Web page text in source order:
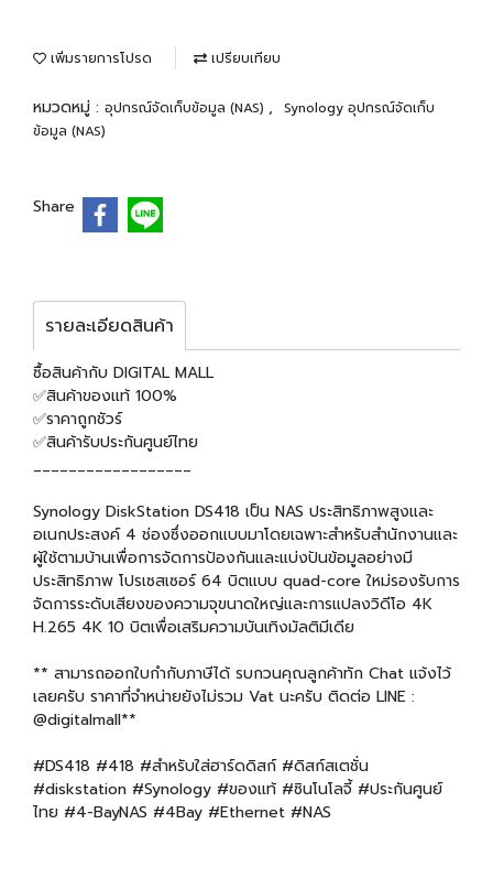
เพิ่มรายการโปรด เปรียบเทียบ
หมวดหมู่ : อุปกรณ์จัดเก็บข้อมูล (NAS) ,
Synology อุปกรณ์จัดเก็บ
ข้อมูล (NAS)
Share
รายละเอียดสินค้า
ซื้อสินค้ากับ DIGITAL MALL
✅สินค้าของแท้ 100%
✅ราคาถูกชัวร์
✅สินค้ารับประกันศูนย์ไทย
__________________
Synology DiskStation DS418 เป็น NAS ประสิทธิภาพสูงและ
อเนกประสงค์ 4 ช่องซึ่งออกแบบมาโดยเฉพาะสำหรับสำนักงานและ
ผู้ใช้ตามบ้านเพื่อการจัดการป้องกันและแบ่งปันข้อมูลอย่างมี
ประสิทธิภาพ โปรเซสเซอร์ 64 บิตแบบ quad-core ใหม่รองรับการ
จัดการระดับเสียงของความจุขนาดใหญ่และการแปลงวิดีโอ 4K
H.265 4K 10 บิตเพื่อเสริมความบันเทิงมัลติมีเดีย
** สามารถออกใบกำกับภาษีได้ รบกวนคุณลูกค้าทัก Chat แจ้งไว้
เลยครับ ราคาที่จำหน่ายยังไม่รวม Vat นะครับ ติดต่อ LINE :
@digitalmall**
#DS418 #418 #สำหรับใส่ฮาร์ดดิสก์ #ดิสก์สเตชั่น
#diskstation #Synology #ของแท้ #ซินโนโลจี้ #ประกันศูนย์
ไทย #4-BayNAS #4Bay #Ethernet #NAS